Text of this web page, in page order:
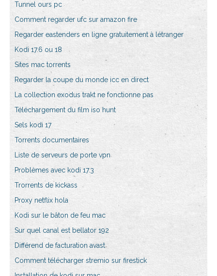
Tunnel ours pc
Comment regarder ufc sur amazon fire
Regarder eastenders en ligne gratuitement à létranger
Kodi 17.6 ou 18
Sites mac torrents
Regarder la coupe du monde icc en direct
La collection exodus trakt ne fonctionne pas
Téléchargement du film iso hunt
Sels kodi 17
Torrents documentaires
Liste de serveurs de porte vpn
Problèmes avec kodi 17.3
Trorrents de kickass
Proxy netflix hola
Kodi sur le bâton de feu mac
Sur quel canal est bellator 192
Différend de facturation avast
Comment télécharger stremio sur firestick